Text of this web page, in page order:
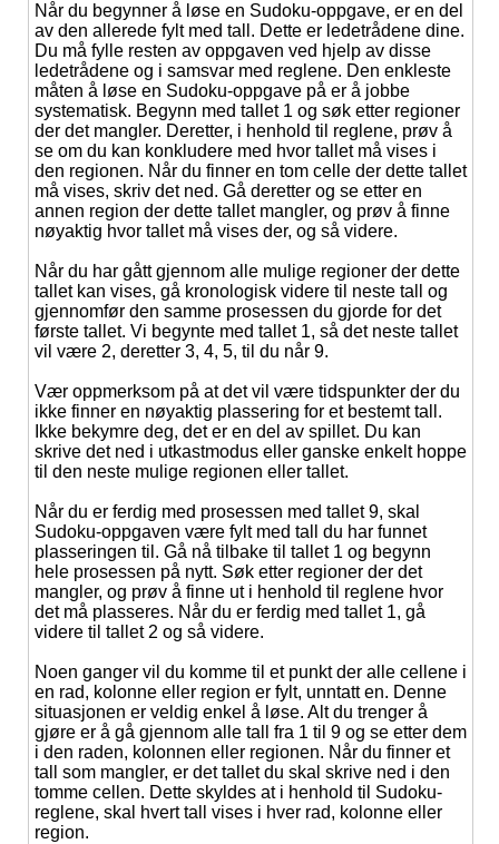
Når du begynner å løse en Sudoku-oppgave, er en del
av den allerede fylt med tall. Dette er ledetrådene dine.
Du må fylle resten av oppgaven ved hjelp av disse
ledetrådene og i samsvar med reglene. Den enkleste
måten å løse en Sudoku-oppgave på er å jobbe
systematisk. Begynn med tallet 1 og søk etter regioner
der det mangler. Deretter, i henhold til reglene, prøv å
se om du kan konkludere med hvor tallet må vises i
den regionen. Når du finner en tom celle der dette tallet
må vises, skriv det ned. Gå deretter og se etter en
annen region der dette tallet mangler, og prøv å finne
nøyaktig hvor tallet må vises der, og så videre.
Når du har gått gjennom alle mulige regioner der dette
tallet kan vises, gå kronologisk videre til neste tall og
gjennomfør den samme prosessen du gjorde for det
første tallet. Vi begynte med tallet 1, så det neste tallet
vil være 2, deretter 3, 4, 5, til du når 9.
Vær oppmerksom på at det vil være tidspunkter der du
ikke finner en nøyaktig plassering for et bestemt tall.
Ikke bekymre deg, det er en del av spillet. Du kan
skrive det ned i utkastmodus eller ganske enkelt hoppe
til den neste mulige regionen eller tallet.
Når du er ferdig med prosessen med tallet 9, skal
Sudoku-oppgaven være fylt med tall du har funnet
plasseringen til. Gå nå tilbake til tallet 1 og begynn
hele prosessen på nytt. Søk etter regioner der det
mangler, og prøv å finne ut i henhold til reglene hvor
det må plasseres. Når du er ferdig med tallet 1, gå
videre til tallet 2 og så videre.
Noen ganger vil du komme til et punkt der alle cellene i
en rad, kolonne eller region er fylt, unntatt en. Denne
situasjonen er veldig enkel å løse. Alt du trenger å
gjøre er å gå gjennom alle tall fra 1 til 9 og se etter dem
i den raden, kolonnen eller regionen. Når du finner et
tall som mangler, er det tallet du skal skrive ned i den
tomme cellen. Dette skyldes at i henhold til Sudoku-
reglene, skal hvert tall vises i hver rad, kolonne eller
region.